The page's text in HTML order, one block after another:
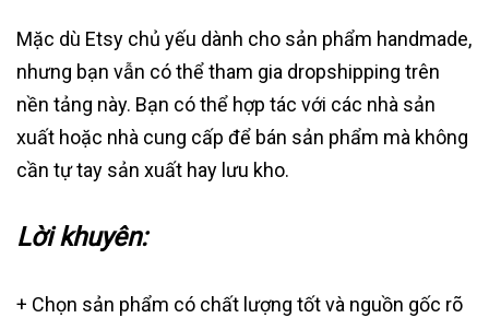
Mặc dù Etsy chủ yếu dành cho sản phẩm handmade,
nhưng bạn vẫn có thể tham gia dropshipping trên
nền tảng này. Bạn có thể hợp tác với các nhà sản
xuất hoặc nhà cung cấp để bán sản phẩm mà không
cần tự tay sản xuất hay lưu kho.
Lời khuyên:
+ Chọn sản phẩm có chất lượng tốt và nguồn gốc rõ